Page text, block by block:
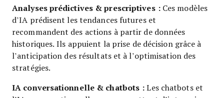
Analyses prédictives & prescriptives :Ces modèles
d’IA prédisent les tendances futures et
recommandent des actions à partir de données
historiques. Ils appuient la prise de décision grâce à
l’anticipation des résultats et à l’optimisation des
stratégies.
IA conversationnelle & chatbots :Les chatbots et